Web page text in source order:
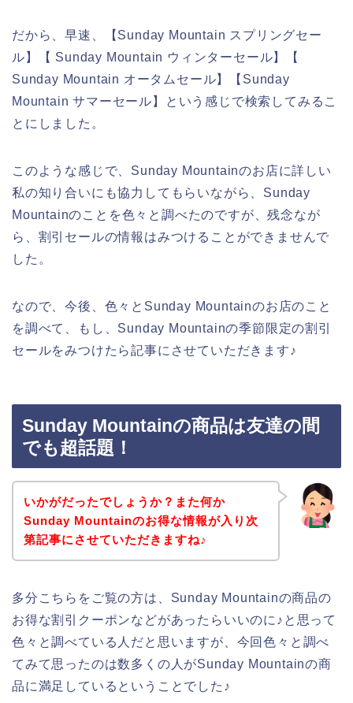
だから、早速、【Sunday Mountain スプリングセー
ル】【 Sunday Mountain ウィンターセール】【
Sunday Mountain オータムセール】【Sunday
Mountain サマーセール】という感じで検索してみるこ
とにしました。
このような感じで、Sunday Mountainのお店に詳しい
私の知り合いにも協力してもらいながら、Sunday
Mountainのことを色々と調べたのですが、残念なが
ら、割引セールの情報はみつけることができませんで
した。
なので、今後、色々とSunday Mountainのお店のこと
を調べて、もし、Sunday Mountainの季節限定の割引
セールをみつけたら記事にさせていただきます♪
Sunday Mountainの商品は友達の間
でも超話題！
いかがだったでしょうか？また何か
Sunday Mountainのお得な情報が入り次
第記事にさせていただきますね♪
多分こちらをご覧の方は、Sunday Mountainの商品の
お得な割引クーポンなどがあったらいいのに♪と思って
色々と調べている人だと思いますが、今回色々と調べ
てみて思ったのは数多くの人がSunday Mountainの商
品に満足しているということでした♪